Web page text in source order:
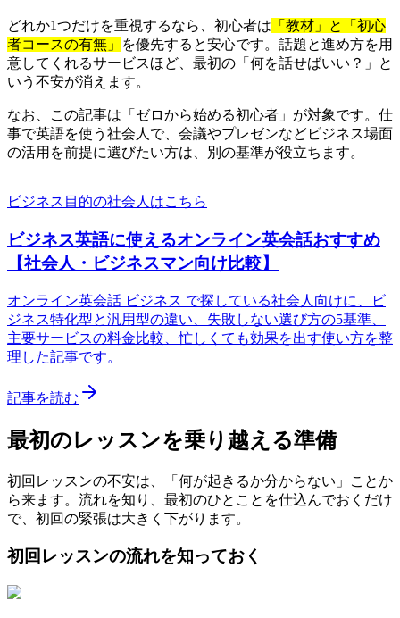
どれか1つだけを重視するなら、初心者は 「教材」と「初心
者コースの有無」
を優先すると安心です。話題と進め方を用
意してくれるサービスほど、最初の「何を話せばいい？」と
いう不安が消えます。
なお、この記事は「ゼロから始める初心者」が対象です。仕
事で英語を使う社会人で、会議やプレゼンなどビジネス場面
の活用を前提に選びたい方は、別の基準が役立ちます。
ビジネス目的の社会人はこちら
ビジネス英語に使えるオンライン英会話おすすめ
【社会人・ビジネスマン向け比較】
オンライン英会話 ビジネス で探している社会人向けに、ビ
ジネス特化型と汎用型の違い、失敗しない選び方の5基準、
主要サービスの料金比較、忙しくても効果を出す使い方を整
理した記事です。
記事を読む
最初のレッスンを乗り越える準備
初回レッスンの不安は、「何が起きるか分からない」ことか
ら来ます。流れを知り、最初のひとことを仕込んでおくだけ
で、初回の緊張は大きく下がります。
初回レッスンの流れを知っておく